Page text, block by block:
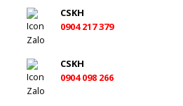
CSKH
0904 217 379
CSKH
0904 098 266